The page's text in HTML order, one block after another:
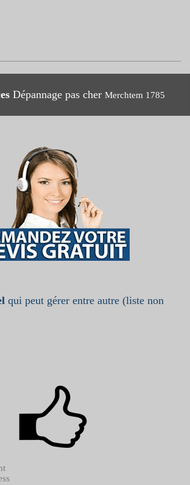
Dépannage pas cher Merchtem 1785
qui peut gérer entre autre (liste non